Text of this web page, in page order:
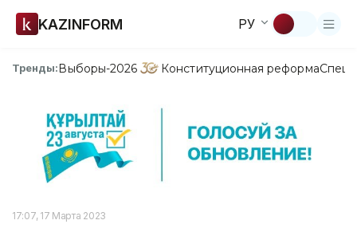
KAZINFORM РУ
Тренды:Выборы-2026 Конституционная реформа
17:07, 17 Марта 2023